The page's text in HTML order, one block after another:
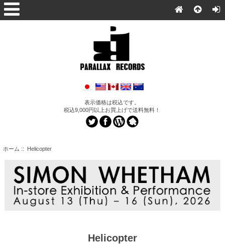
表示価格は税込です。
税込9,000円以上お買上げで送料無料！
ホーム :: Helicopter
Helicopter